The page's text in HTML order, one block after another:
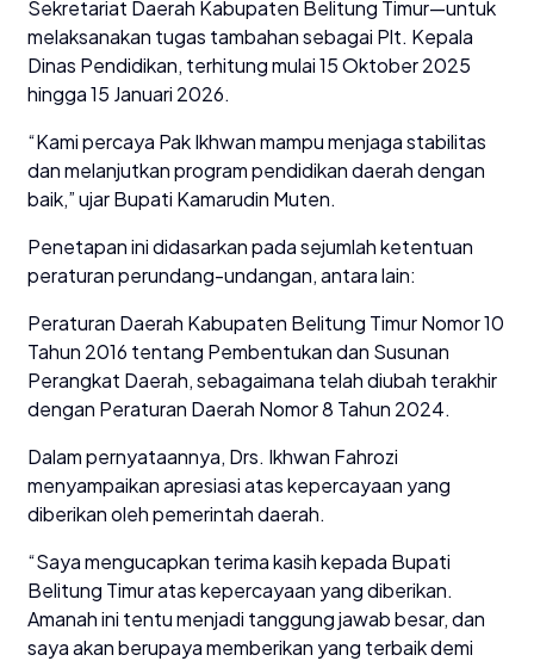
Sekretariat Daerah Kabupaten Belitung Timur—untuk
melaksanakan tugas tambahan sebagai Plt. Kepala
Dinas Pendidikan, terhitung mulai 15 Oktober 2025
hingga 15 Januari 2026.
“Kami percaya Pak Ikhwan mampu menjaga stabilitas
dan melanjutkan program pendidikan daerah dengan
baik,” ujar Bupati Kamarudin Muten.
Penetapan ini didasarkan pada sejumlah ketentuan
peraturan perundang-undangan, antara lain:
Peraturan Daerah Kabupaten Belitung Timur Nomor 10
Tahun 2016 tentang Pembentukan dan Susunan
Perangkat Daerah, sebagaimana telah diubah terakhir
dengan Peraturan Daerah Nomor 8 Tahun 2024.
Dalam pernyataannya, Drs. Ikhwan Fahrozi
menyampaikan apresiasi atas kepercayaan yang
diberikan oleh pemerintah daerah.
“Saya mengucapkan terima kasih kepada Bupati
Belitung Timur atas kepercayaan yang diberikan.
Amanah ini tentu menjadi tanggung jawab besar, dan
saya akan berupaya memberikan yang terbaik demi